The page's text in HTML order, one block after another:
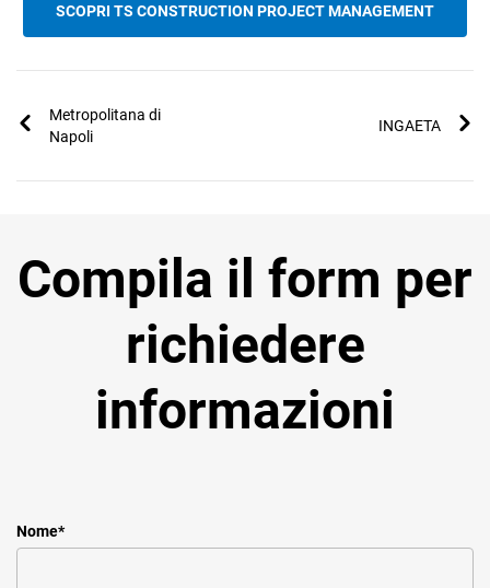
SCOPRI TS CONSTRUCTION PROJECT MANAGEMENT
Metropolitana di
Napoli
INGAETA
Compila il form per
richiedere
informazioni
Nome*